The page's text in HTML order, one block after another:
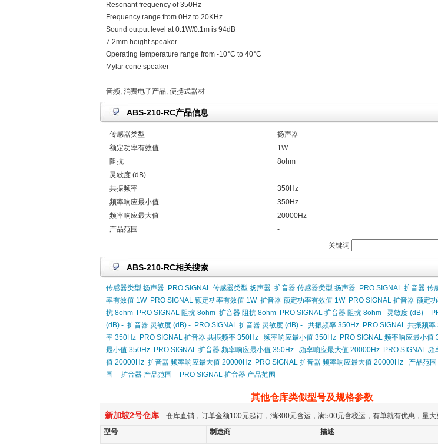
Resonant frequency of 350Hz
Frequency range from 0Hz to 20KHz
Sound output level at 0.1W/0.1m is 94dB
7.2mm height speaker
Operating temperature range from -10°C to 40°C
Mylar cone speaker
音频, 消费电子产品, 便携式器材
ABS-210-RC产品信息
传感器类型
扬声器
额定功率有效值
1W
阻抗
8ohm
灵敏度 (dB)
-
共振频率
350Hz
频率响应最小值
350Hz
频率响应最大值
20000Hz
产品范围
-
关键词
ABS-210-RC相关搜索
传感器类型 扬声器 PRO SIGNAL 传感器类型 扬声器 扩音器 传感器类型 扬声器 PRO SIGNAL 扩音器 传
率有效值 1W PRO SIGNAL 额定功率有效值 1W 扩音器 额定功率有效值 1W PRO SIGNAL 扩音器 额定
抗 8ohm PRO SIGNAL 阻抗 8ohm 扩音器 阻抗 8ohm PRO SIGNAL 扩音器 阻抗 8ohm 灵敏度 (dB) -
(dB) - 扩音器 灵敏度 (dB) - PRO SIGNAL 扩音器 灵敏度 (dB) - 共振频率 350Hz PRO SIGNAL 共振频
率 350Hz PRO SIGNAL 扩音器 共振频率 350Hz 频率响应最小值 350Hz PRO SIGNAL 频率响应最小值
最小值 350Hz PRO SIGNAL 扩音器 频率响应最小值 350Hz 频率响应最大值 20000Hz PRO SIGNAL 频
值 20000Hz 扩音器 频率响应最大值 20000Hz PRO SIGNAL 扩音器 频率响应最大值 20000Hz 产品范围
围 - 扩音器 产品范围 - PRO SIGNAL 扩音器 产品范围 -
其他仓库类似型号及规格参数
新加坡2号仓库 仓库直销，订单金额100元起订，满300元含运，满500元含税运，有单就有优惠，量
型号
制造商 描述